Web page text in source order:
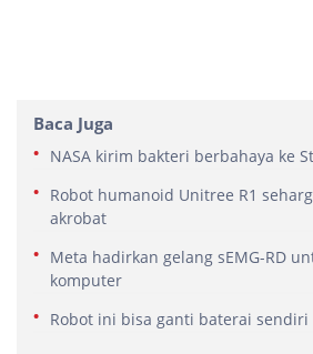
Baca Juga
NASA kirim bakteri berbahaya ke
Robot humanoid Unitree R1
akrobat
Meta hadirkan gelang sEMG-RD
komputer
Robot ini bisa ganti baterai sendiri